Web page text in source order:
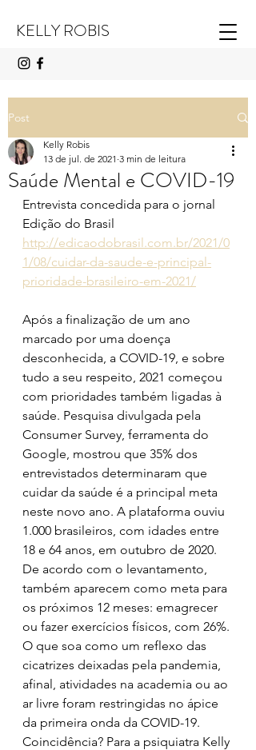
KELLY ROBIS
Post
Saúde Mental e COVID-19
Kelly Robis
13 de jul. de 2021 3 min de leitura
Entrevista concedida para o jornal
Edição do Brasil
http://edicaodobrasil.com.br/2021/0
1/08/cuidar-da-saude-e-principal-
prioridade-brasileiro-em-2021/
Após a finalização de um ano
marcado por uma doença
desconhecida, a COVID-19, e sobre
tudo a seu respeito, 2021 começou
com prioridades também ligadas à
saúde. Pesquisa divulgada pela
Consumer Survey, ferramenta do
Google, mostrou que 35% dos
entrevistados determinaram que
cuidar da saúde é a principal meta
neste novo ano. A plataforma ouviu
1.000 brasileiros, com idades entre
18 e 64 anos, em outubro de 2020.
De acordo com o levantamento,
também aparecem como meta para
os próximos 12 meses: emagrecer
ou fazer exercícios físicos, com 26%.
O que soa como um reflexo das
cicatrizes deixadas pela pandemia,
afinal, atividades na academia ou ao
ar livre foram restringidas no ápice
da primeira onda da COVID-19.
Coincidência? Para a psiquiatra Kelly